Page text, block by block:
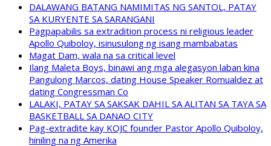
DALAWANG BATANG NAMIMITAS NG SANTOL, PATAY
SA KURYENTE SA SARANGANI
Pagpapabilis sa extradition process ni religious leader
Apollo Quiboloy, isinusulong ng isang mambabatas
Magat Dam, wala na sa critical level
Ilang Maleta Boys, binawi ang mga alegasyon laban kina
Pangulong Marcos, dating House Speaker Romualdez at
dating Congressman Co
LALAKI, PATAY SA SAKSAK DAHIL SA ALITAN SA TAYA SA
BASKETBALL SA DANAO CITY
Pag-extradite kay KOJC founder Pastor Apollo Quiboloy,
hiniling na ng Amerika